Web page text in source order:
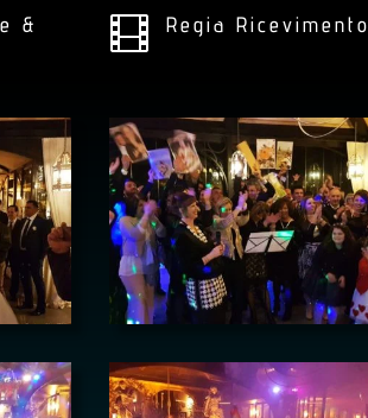
&
 Regia Ricevimento